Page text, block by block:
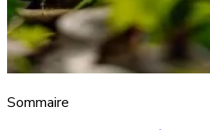
Sommaire